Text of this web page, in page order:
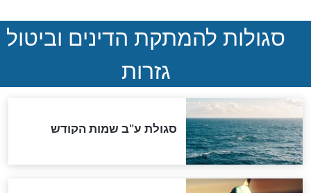
שורדת השואה שחוגגת 100:
"מודה לקב"ה על כל השנים"
לכל המאמרים